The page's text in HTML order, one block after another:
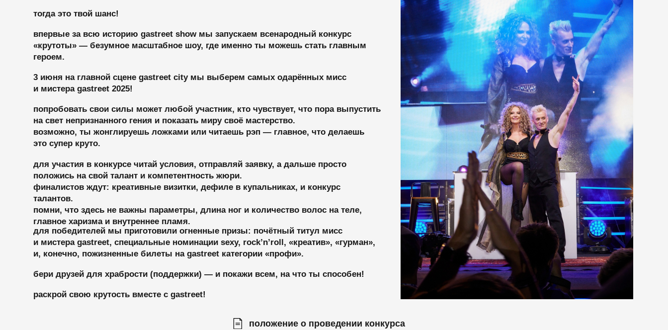
и мистера gastreet 2025!
попробовать свои силы может любой участник, кто чувствует, что пора выпустить
на свет непризнанного гения и показать миру своё мастерство.
возможно, ты жонглируешь ложками или читаешь рэп — главное, что делаешь
положись на свой талант и компетентность жюри.
финалистов ждут: креативные визитки, дефиле в купальниках, и конкурс
талантов.
помни, что здесь не важны параметры, длина ног и количество волос на теле,
для победителей мы приготовили огненные призы: почётный титул мисс
и мистера gastreet, специальные номинации sexy, rock’n’roll, «креатив», «гурман»,
и, конечно, пожизненные билеты на gastreet категории «профи».
бери друзей для храбрости (поддержки) — и покажи всем, на что ты способен!
раскрой свою крутость вместе с gastreet!
положение о проведении конкурса